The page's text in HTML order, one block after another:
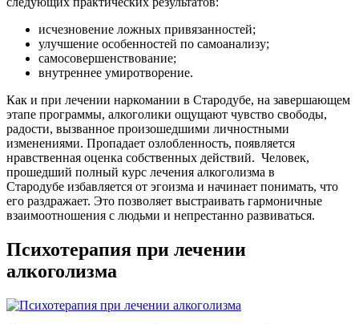
исчезновение ложных привязанностей;
улучшение особенностей по самоанализу;
самосовершенствование;
внутреннее умиротворение.
Как и при лечении наркомании в Стародубе, на завершающем
этапе программы, алкоголики ощущают чувство свободы,
радости, вызванное произошедшими личностными
изменениями. Пропадает озлобленность, появляется
нравственная оценка собственных действий. Человек,
прошедший полный курс лечения алкоголизма в
Стародубе избавляется от эгоизма и начинает понимать, что
его раздражает. Это позволяет выстраивать гармоничные
взаимоотношения с людьми и непрестанно развиваться.
Психотерапия при лечении
алкоголизма